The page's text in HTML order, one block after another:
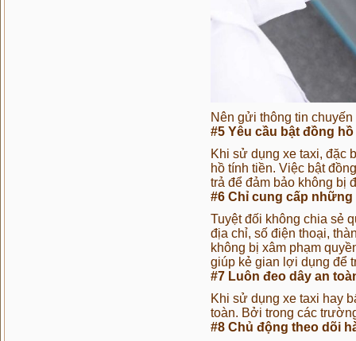
Nên gửi thông tin
#5 Yêu cầu bật đồng
Khi sử dụng xe taxi, đặc
hồ tính tiền. Việc bật
trả để đảm bảo không bị
#6 Chỉ cung cấp
Tuyệt đối không chia sẻ
địa chỉ, số điện thoại,
không bị xâm phạm
giúp kẻ gian lợi dụng để
#7 Luôn đeo dây an
Khi sử dụng xe taxi hay
toàn. Bởi trong các
#8 Chủ động theo dõi